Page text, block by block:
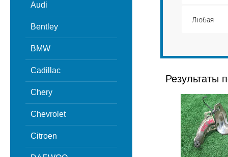
Audi
Bentley
BMW
Cadillac
Chery
Chevrolet
Citroen
Результаты